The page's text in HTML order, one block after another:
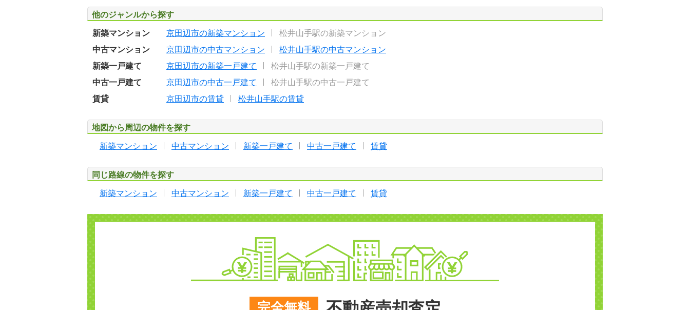
他のジャンルから探す
新築マンション 京田辺市の新築マンション
松井山手駅の新築マンション
中古マンション
京田辺市の中古マンション
松井山手駅の中古マンション
新築一戸建て
京田辺市の新築一戸建て
松井山手駅の新築一戸建て
中古一戸建て
京田辺市の中古一戸建て
松井山手駅の中古一戸建て
賃貸
京田辺市の賃貸 松井山手駅の賃貸
地図から周辺の物件を探す
新築マンション 中古マンション 新築一戸建て 中古一戸建て 賃貸
同じ路線の物件を探す
新築マンション 中古マンション 新築一戸建て 中古一戸建て 賃貸